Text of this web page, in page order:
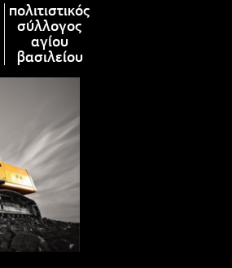
πολιτιστικός
σύλλογος
αγίου
βασιλείου